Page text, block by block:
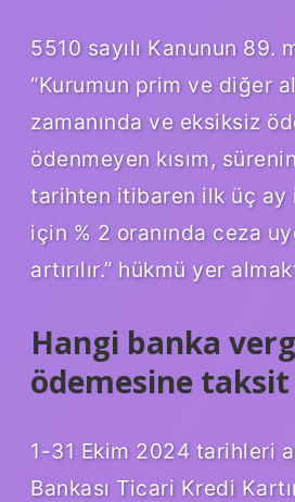
5510 sayılı Kanunun 89.
“Kurumun prim ve diğer
zamanında ve eksiksiz
ödenmeyen kısım,
tarihten itibaren ilk üç ay
için % 2 oranında ceza
artırılır.” hükmü yer
Hangi banka
ödemesine taksit
1-31 Ekim 2024 tarihleri
Bankası Ticari Kredi